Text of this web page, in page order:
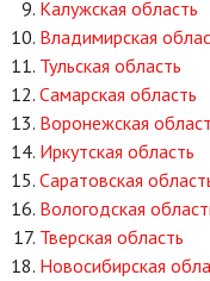
Калужская область
Владимирская
Тульская область
Самарская область
Воронежская
Иркутская область
Саратовская
Вологодская
Тверская область
Новосибирская